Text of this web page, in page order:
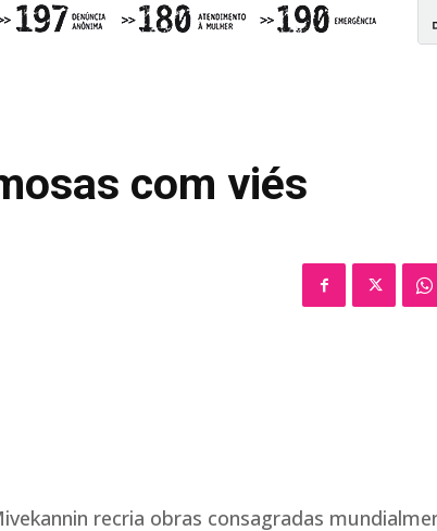
com viés
recria obras consagradas